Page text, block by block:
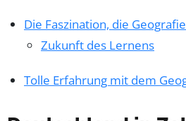
Die Faszination, die
Zukunft des Lernens
Tolle Erfahrung mit dem